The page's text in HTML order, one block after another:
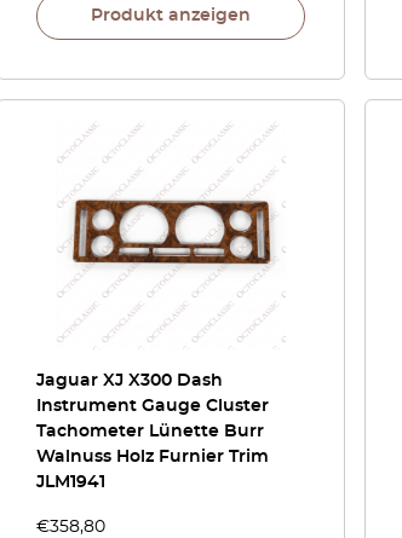
Produkt anzeigen
Jaguar XJ X300 Dash
Instrument Gauge Cluster
Tachometer Lünette Burr
Walnuss Holz Furnier Trim
JLM1941
€358,80